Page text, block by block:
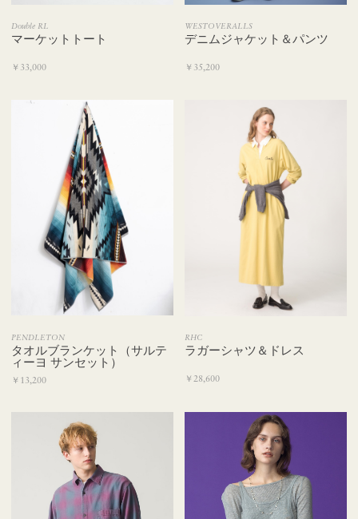
Double RL
マーケットトート
￥33,000
WESTOVERALLS
デニムジャケット＆パンツ
￥35,200
PENDLETON
タオルブランケット（サルテ
ィーヨ サンセット）
￥13,200
RHC
ラガーシャツ＆ドレス
￥28,600